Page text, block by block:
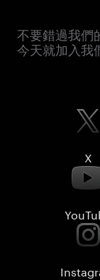
不要錯過我們
今天就加入我
X